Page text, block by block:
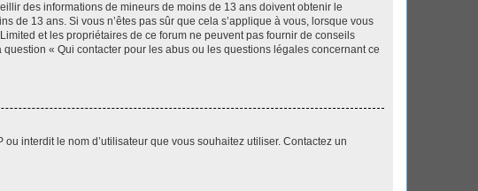
des informations de mineurs de moins de 13 ans doivent obtenir le
de 13 ans. Si vous n’êtes pas sûr que cela s’applique à vous, lorsque vous
et les propriétaires de ce forum ne peuvent pas fournir de conseils
« Qui contacter pour les abus ou les questions légales concernant ce
interdit le nom d’utilisateur que vous souhaitez utiliser. Contactez un